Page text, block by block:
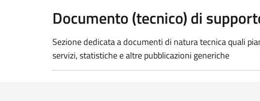
Documento (tecnico) di
Sezione dedicata a documenti di natura tecnica quali
servizi, statistiche e altre pubblicazioni generiche